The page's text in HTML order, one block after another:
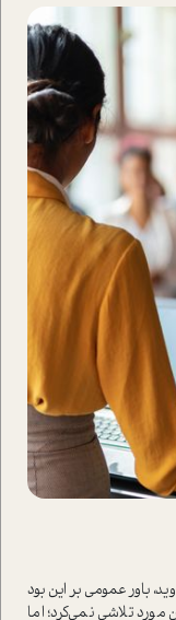
باور عمومی بر این بود
تلاشی نمی‌کرد؛ اما